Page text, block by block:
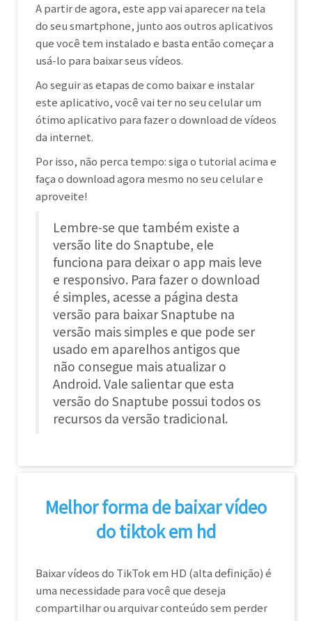
A partir de agora, este app vai aparecer na tela
do seu smartphone, junto aos outros aplicativos
que você tem instalado e basta então começar a
usá-lo para baixar seus vídeos.
Ao seguir as etapas de como baixar e instalar
este aplicativo, você vai ter no seu celular um
ótimo aplicativo para fazer o download de vídeos
da internet.
Por isso, não perca tempo: siga o tutorial acima e
faça o download agora mesmo no seu celular e
aproveite!
Lembre-se que também existe a
versão lite do Snaptube, ele
funciona para deixar o app mais leve
e responsivo. Para fazer o download
é simples, acesse a página desta
versão para baixar Snaptube na
versão mais simples e que pode ser
usado em aparelhos antigos que
não consegue mais atualizar o
Android. Vale salientar que esta
versão do Snaptube possui todos os
recursos da versão tradicional.
Melhor forma de baixar vídeo
do tiktok em hd
Baixar vídeos do TikTok em HD (alta definição) é
uma necessidade para você que deseja
compartilhar ou arquivar conteúdo sem perder